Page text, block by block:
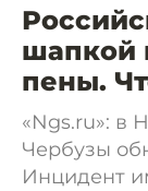
шапкой
пены.
«Ngs.ru»: в
Чербузы
Инцидент